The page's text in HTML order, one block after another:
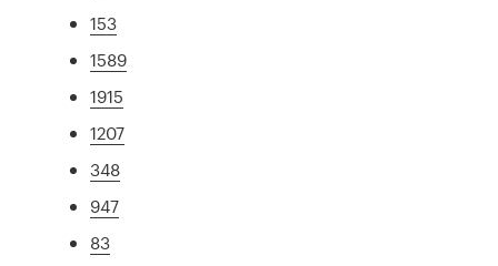
153
1589
1915
1207
348
947
83